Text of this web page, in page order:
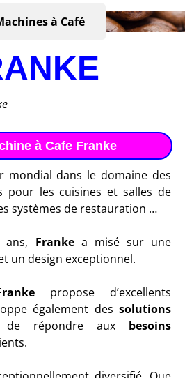
à Café
à Cafe Franke
mondial dans le domaine des
pour les cuisines et salles de
systèmes de restauration …
Frankea misé sur une
un design exceptionnel.
propose d’excellents
également des solutions
répondre aux besoins